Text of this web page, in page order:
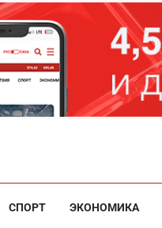
СПОРТ ЭКОНОМИКА